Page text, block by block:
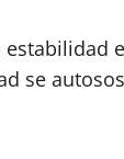
se